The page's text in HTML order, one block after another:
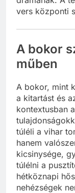
vers központi
A bokor
műben
A bokor, mint
a kitartást és
kontextusban
túléli a vihar
hanem
kicsinysége,
túlélni a
hétköznapi
nehézségek